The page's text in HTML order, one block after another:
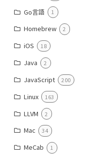
Go言語 1
Homebrew 2
iOS 18
Java 2
JavaScript 200
Linux 163
LLVM 2
Mac 34
MeCab 1